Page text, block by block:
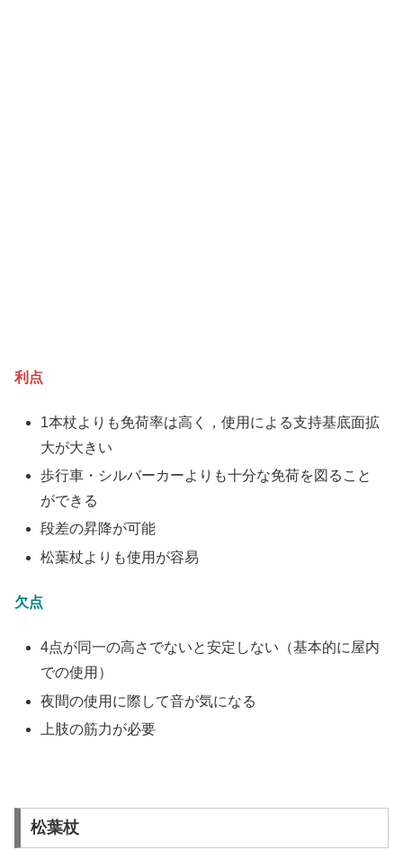
利点
1本杖よりも免荷率は高く，使用による支持基底面拡
大が大きい
歩行車・シルバーカーよりも十分な免荷を図ること
ができる
段差の昇降が可能
松葉杖よりも使用が容易
欠点
4点が同一の高さでないと安定しない（基本的に屋内
での使用）
夜間の使用に際して音が気になる
上肢の筋力が必要
松葉杖